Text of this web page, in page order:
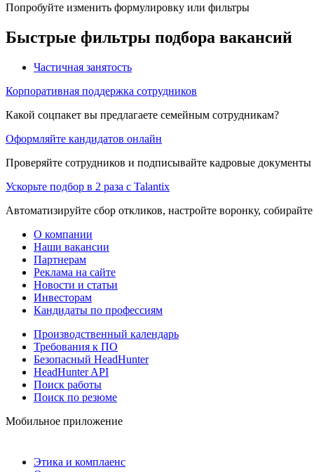
Попробуйте изменить формулировку или фильтры
Быстрые фильтры подбора вакансий
Частичная занятость
Корпоративная поддержка сотрудников
Какой соцпакет вы предлагаете семейным сотрудникам?
Оформляйте кандидатов онлайн
Проверяйте сотрудников и подписывайте кадровые
Ускорьте подбор в 2 раза с Talantix
Автоматизируйте сбор откликов, настройте воронку,
О компании
Наши вакансии
Партнерам
Реклама на сайте
Новости и статьи
Инвесторам
Кандидаты по профессиям
Производственный календарь
Требования к ПО
Безопасный HeadHunter
HeadHunter API
Поиск работы
Поиск по резюме
Мобильное приложение
Этика и комплаенс